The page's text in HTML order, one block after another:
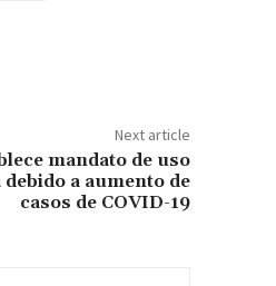
Next article
mandato de uso
debido a aumento de
casos de COVID-19